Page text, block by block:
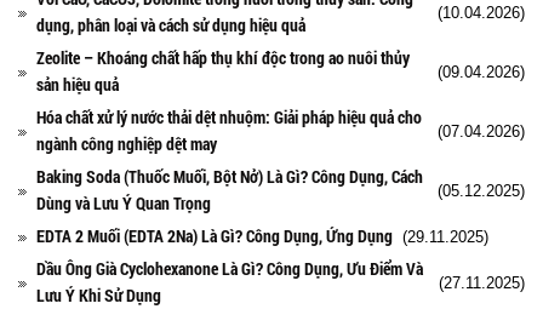
dụng, phân loại và cách sử dụng hiệu quả
(10.04.2026)
Zeolite – Khoáng chất hấp thụ khí độc trong ao nuôi thủy
sản hiệu quả
(09.04.2026)
Hóa chất xử lý nước thải dệt nhuộm: Giải pháp hiệu quả cho
ngành công nghiệp dệt may
(07.04.2026)
Baking Soda (Thuốc Muối, Bột Nở) Là Gì? Công Dụng, Cách
Dùng và Lưu Ý Quan Trọng
(05.12.2025)
EDTA 2 Muối (EDTA 2Na) Là Gì? Công Dụng, Ứng Dụng (29.11.2025)
Dầu Ông Già Cyclohexanone Là Gì? Công Dụng, Ưu Điểm Và
Lưu Ý Khi Sử Dụng
(27.11.2025)